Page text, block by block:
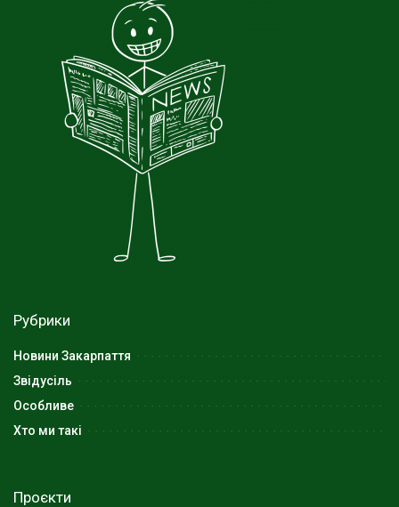
Рубрики
Новини Закарпаття
Звідусіль
Особливе
Хто ми такі
Проєкти